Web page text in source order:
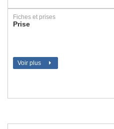
Fiches et prises
Prise
Voir plus